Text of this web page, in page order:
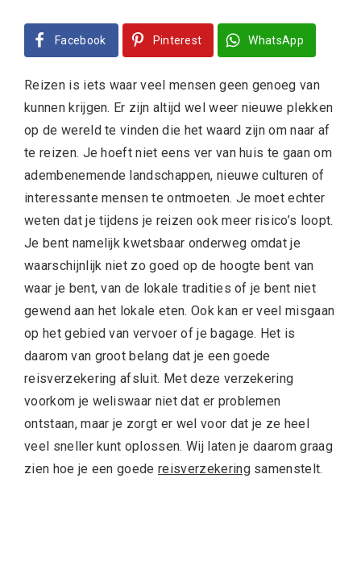
Facebook Pinterest WhatsApp
Reizen is iets waar veel mensen geen genoeg van
kunnen krijgen. Er zijn altijd wel weer nieuwe plekken
op de wereld te vinden die het waard zijn om naar af
te reizen. Je hoeft niet eens ver van huis te gaan om
adembenemende landschappen, nieuwe culturen of
interessante mensen te ontmoeten. Je moet echter
weten dat je tijdens je reizen ook meer risico’s loopt.
Je bent namelijk kwetsbaar onderweg omdat je
waarschijnlijk niet zo goed op de hoogte bent van
waar je bent, van de lokale tradities of je bent niet
gewend aan het lokale eten. Ook kan er veel misgaan
op het gebied van vervoer of je bagage. Het is
daarom van groot belang dat je een goede
reisverzekering afsluit. Met deze verzekering
voorkom je weliswaar niet dat er problemen
ontstaan, maar je zorgt er wel voor dat je ze heel
veel sneller kunt oplossen. Wij laten je daarom graag
zien hoe je een goedereisverzekeringsamenstelt.